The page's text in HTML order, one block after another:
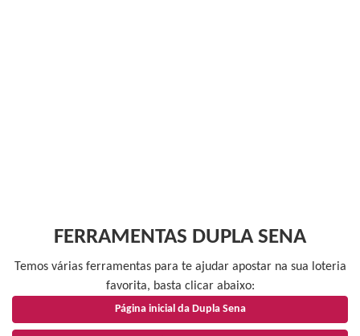
FERRAMENTAS DUPLA SENA
Temos várias ferramentas para te ajudar apostar na sua loteria
favorita, basta clicar abaixo:
Página inicial da Dupla Sena